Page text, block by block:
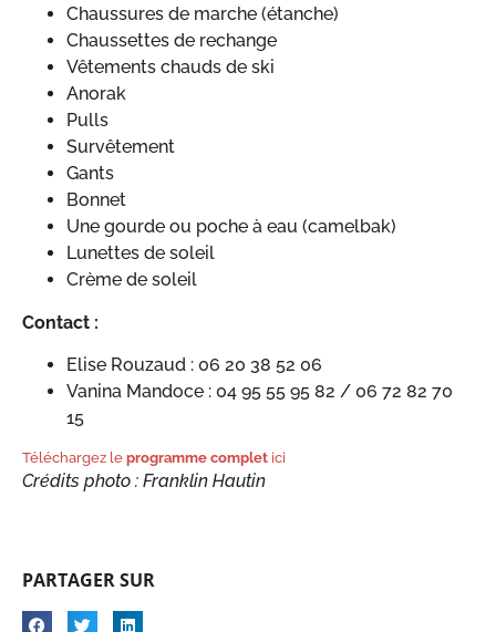
Chaussures de marche (étanche)
Chaussettes de rechange
Vêtements chauds de ski
Anorak
Pulls
Survêtement
Gants
Bonnet
Une gourde ou poche à eau (camelbak)
Lunettes de soleil
Crème de soleil
Contact :
Elise Rouzaud : 06 20 38 52 06
Vanina Mandoce : 04 95 55 95 82 / 06 72 82 70
15
Téléchargez le programme complet ici
Crédits photo : Franklin Hautin
PARTAGER SUR